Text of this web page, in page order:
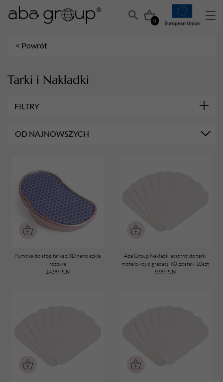
0
< Powrót
Tarki i Nakładki
FILTRY
Różowy
GRADACJA
80
100
180
OD NAJNOWSZYCH
Pumeks do stóp tarka z 3D nano szkła
różowa
24,99 PLN
Aba Group Nakładki ścierne do tarki
metalowej o gradacji 80, zestaw 10szt
9,99 PLN